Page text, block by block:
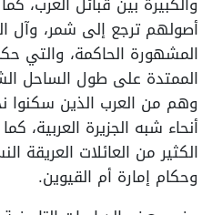
أصولهم ترجع إلى شمر، وآل
المشهورة الحاكمة، والتي
الممتدة على طول الساحل
وهم من العرب الذين سكنوا
أنحاء شبه الجزيرة العربية،
الكثير من العائلات العريقة
وحكام إمارة أم القيوين.